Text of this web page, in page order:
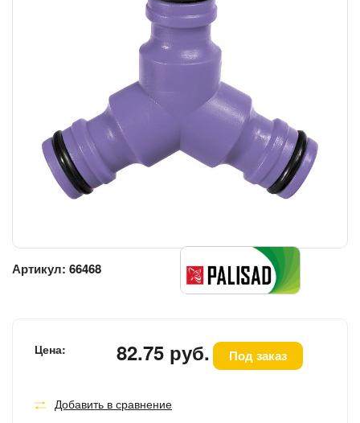
Артикул: 66468
Цена: 82.75 руб. Под заказ
Добавить в сравнение